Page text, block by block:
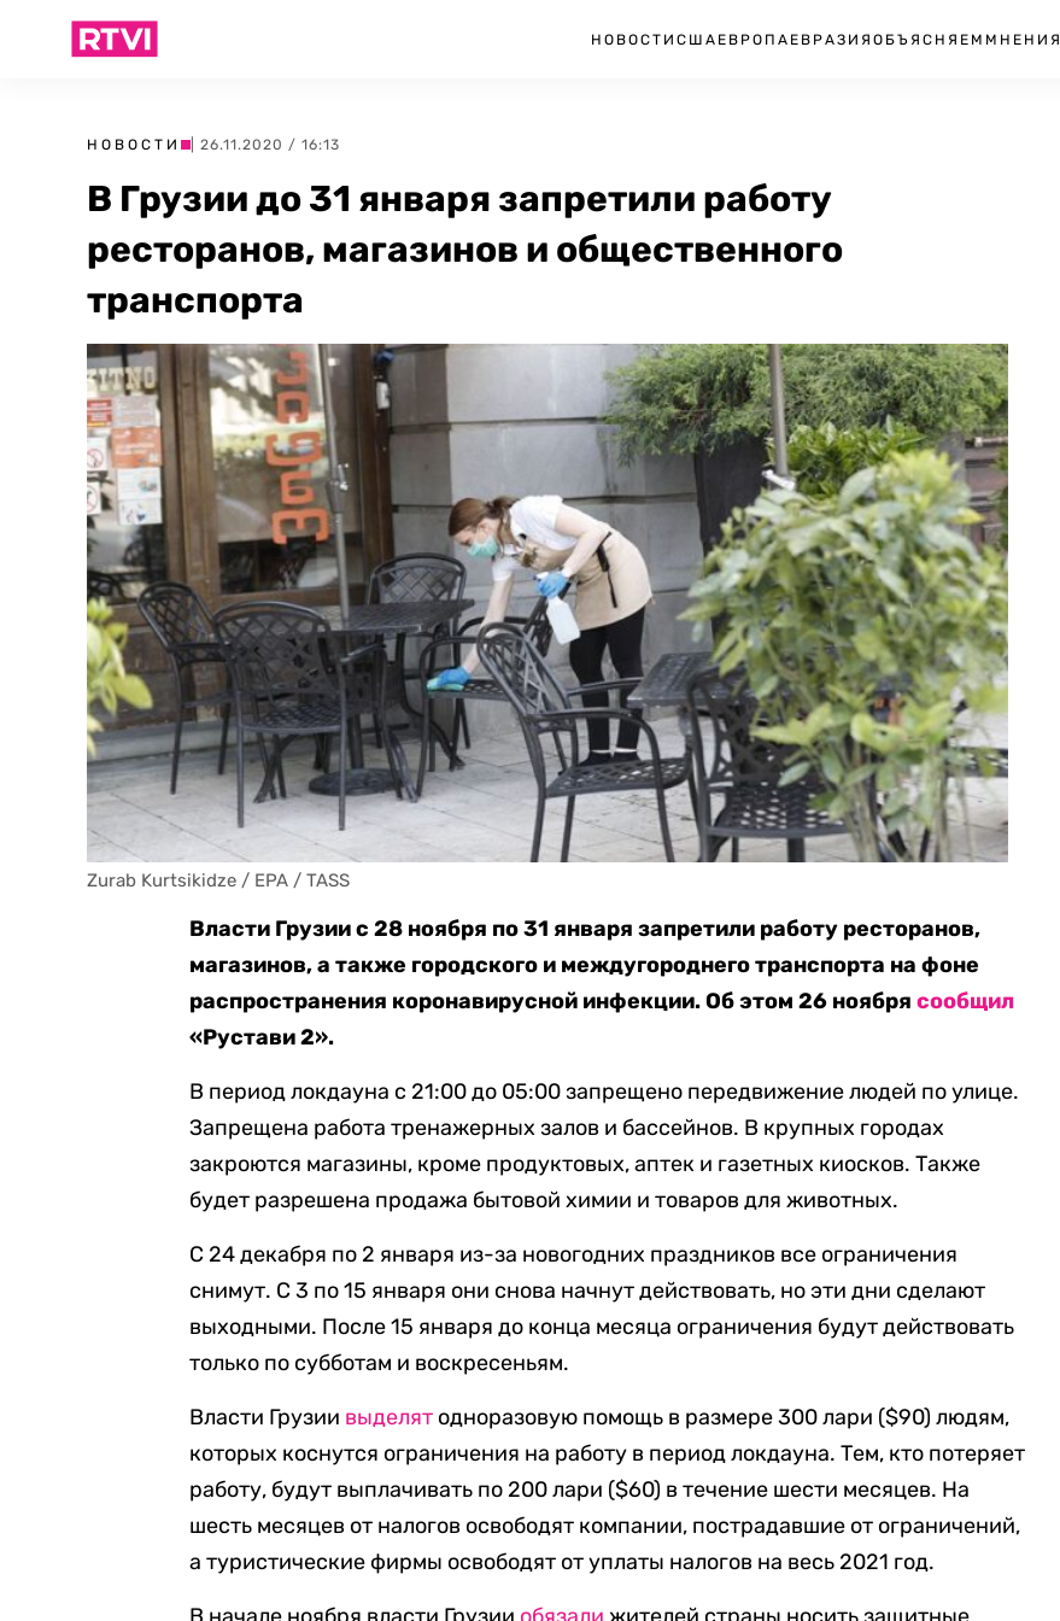
НОВОСТИ США ЕВРОПА ЕВРАЗИЯ ОБЪЯСНЯЕМ МНЕНИЯ
НОВОСТИ | 26.11.2020 / 16:13
В Грузии до 31 января запретили работу
ресторанов, магазинов и общественного
транспорта
Zurab Kurtsikidze / EPA / TASS
Власти Грузии с 28 ноября по 31 января запретили работу ресторанов,
магазинов, а также городского и междугороднего транспорта на фоне
распространения коронавирусной инфекции. Об этом 26 ноябрясообщил
«Рустави 2».
В период локдауна с 21:00 до 05:00 запрещено передвижение людей по улице.
Запрещена работа тренажерных залов и бассейнов. В крупных городах
закроются магазины, кроме продуктовых, аптек и газетных киосков. Также
будет разрешена продажа бытовой химии и товаров для животных.
С 24 декабря по 2 января из-за новогодних праздников все ограничения
снимут. С 3 по 15 января они снова начнут действовать, но эти дни сделают
выходными. После 15 января до конца месяца ограничения будут действовать
только по субботам и воскресеньям.
Власти Грузии выделят одноразовую помощь в размере 300 лари ($90) людям,
которых коснутся ограничения на работу в период локдауна. Тем, кто потеряет
работу, будут выплачивать по 200 лари ($60) в течение шести месяцев. На
шесть месяцев от налогов освободят компании, пострадавшие от ограничений,
а туристические фирмы освободят от уплаты налогов на весь 2021 год.